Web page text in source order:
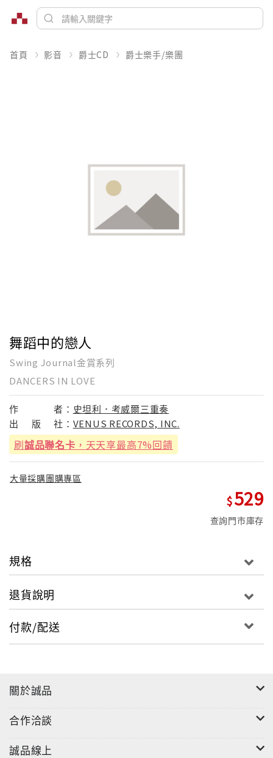
首頁 影音 爵士CD 爵士樂手/樂團
舞蹈中的戀人
Swing Journal金賞系列
DANCERS IN LOVE
作 者： 史坦利．考威爾三重奏
出
版 社： VENUS RECORDS, INC.
刷誠品聯名卡 ，天天享最高7%回饋
大量採購團購專區
529
查詢門市庫存
規格
退貨說明
付款/配送
關於誠品
合作洽談
誠品線上